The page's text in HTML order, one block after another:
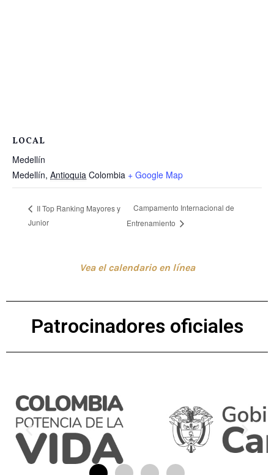
LOCAL
Medellín
Medellín, Antioquia Colombia + Google Map
II Top Ranking Mayores y
Junior
Campamento Internacional de
Entrenamiento
Vea el calendario en línea
Patrocinadores oficiales